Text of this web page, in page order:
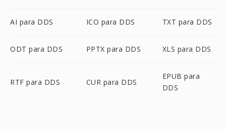
AI para DDS ICO para DDS TXT para DDS
ODT para DDS PPTX para DDS XLS para DDS
RTF para DDS CUR para DDS
EPUB para
DDS